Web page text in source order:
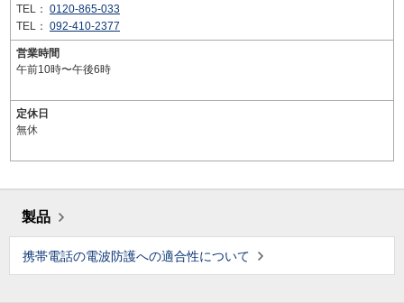
TEL： 0120-865-033
TEL： 092-410-2377
営業時間
午前10時〜午後6時
定休日
無休
製品
携帯電話の電波防護への適合性について